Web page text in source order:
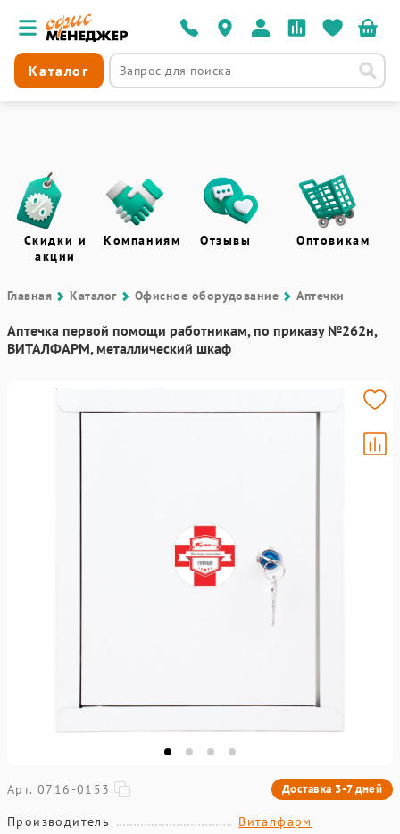
Каталог
Скидки и
акции
Компаниям Отзывы Оптовикам
Главная Каталог Офисное оборудование Аптечки
Аптечка первой помощи работникам, по приказу №262н,
ВИТАЛФАРМ, металлический шкаф
Арт. 0716-0153 Доставка 3-7 дней
Производитель Виталфарм